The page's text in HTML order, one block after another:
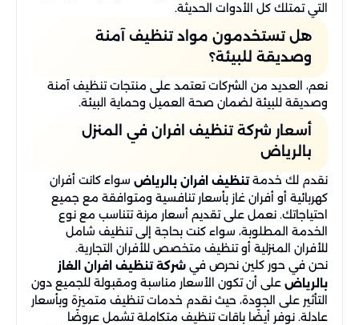
التي تمتلك كل الأدوات الحديثة.
هل تستخدمون مواد تنظيف آمنة
وصديقة للبيئة؟
نعم، العديد من الشركات تعتمد على منتجات تنظيف آمنة
وصديقة للبيئة لضمان صحة العميل وحماية البيئة.
أسعار شركة تنظيف افران في المنزل
بالرياض
نقدم لك خدمةتنظيف افران بالرياض سواء كانت أفران
كهربائية أو أفران غاز بأسعار تنافسية ومتوافقة مع جميع
احتياجاتك. نعمل على تقديم أسعار مرنة تتناسب مع نوع
الخدمة المطلوبة، سواء كنت بحاجة إلى تنظيف شامل
للأفران المنزلية أو تنظيف متخصص للأفران التجارية.
نحن في حور كلين نحرص في شركة تنظيف افران الغاز
بالرياض على أن تكون الأسعار مناسبة ومقبولة للجميع دون
التأثير على الجودة، حيث نقدم خدمات تنظيف متميزة وبأسعار
عادلة. نوفر أيضًا باقات تنظيف متكاملة تشمل عروضًا